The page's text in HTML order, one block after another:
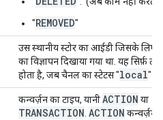
"REMOVED"
उस स्थानीय स्टोर का आईडी जिसके लिए
का विज्ञापन दिखाया गया था. यह सिर्फ़
होता है, जब चैनल का स्टेटस "local" हो.
कन्वर्ज़न का टाइप, यानीACTION या
TRANSACTION ACTION कन्वर्ज़न,